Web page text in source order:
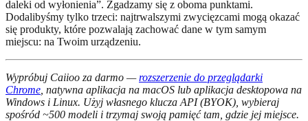
daleki od wyłonienia”. Zgadzamy się z oboma punktami.
Dodalibyśmy tylko trzeci: najtrwalszymi zwycięzcami mogą okazać
się produkty, które pozwalają zachować dane w tym samym
miejscu: na Twoim urządzeniu.
Wypróbuj Caiioo za darmo —rozszerzenie do przeglądarki
Chrome , natywna aplikacja na macOS lub aplikacja desktopowa na
Windows i Linux. Użyj własnego klucza API (BYOK), wybieraj
spośród ~500 modeli i trzymaj swoją pamięć tam, gdzie jej miejsce.